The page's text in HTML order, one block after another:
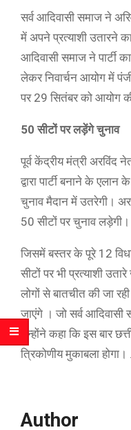
सर्व आदिवासी समाज ने
में अपने प्रत्याशी उतारने
आदिवासी समाज ने पार्टी
लेकर निवार्चन आयोग में
पर 29 सितंबर को आयोग
50 सीटों पर लड़ेंगे चुनाव
पूर्व केंद्रीय मंत्री अरविंद
द्वारा पार्टी बनाने के एलान
चुनाव मैदान में उतरेगी।
50 सीटों पर चुनाव लड़ेगी।
जिसमें बस्तर के पूरे 12
सीटों पर भी प्रत्याशी
लोगों से बातचीत की जा
जाएंगे । जो सर्व
उन्होंने कहा कि इस बार
त्रिकोणीय मुकाबला होगा। .
Author